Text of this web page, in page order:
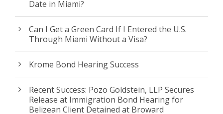
Date in Miami?
Can I Get a Green Card If I Entered the U.S.
Through Miami Without a Visa?
Krome Bond Hearing Success
Recent Success: Pozo Goldstein, LLP Secures
Release at Immigration Bond Hearing for
Belizean Client Detained at Broward